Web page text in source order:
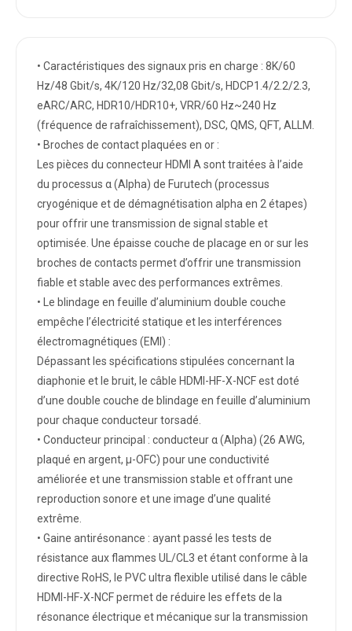
• Caractéristiques des signaux pris en charge : 8K/60
Hz/48 Gbit/s, 4K/120 Hz/32,08 Gbit/s, HDCP1.4/2.2/2.3,
eARC/ARC, HDR10/HDR10+, VRR/60 Hz~240 Hz
(fréquence de rafraîchissement), DSC, QMS, QFT, ALLM.
• Broches de contact plaquées en or :
Les pièces du connecteur HDMI A sont traitées à l’aide
du processus α (Alpha) de Furutech (processus
cryogénique et de démagnétisation alpha en 2 étapes)
pour offrir une transmission de signal stable et
optimisée. Une épaisse couche de placage en or sur les
broches de contacts permet d’offrir une transmission
fiable et stable avec des performances extrêmes.
• Le blindage en feuille d’aluminium double couche
empêche l’électricité statique et les interférences
électromagnétiques (EMI) :
Dépassant les spécifications stipulées concernant la
diaphonie et le bruit, le câble HDMI-HF-X-NCF est doté
d’une double couche de blindage en feuille d’aluminium
pour chaque conducteur torsadé.
• Conducteur principal : conducteur α (Alpha) (26 AWG,
plaqué en argent, μ-OFC) pour une conductivité
améliorée et une transmission stable et offrant une
reproduction sonore et une image d’une qualité
extrême.
• Gaine antirésonance : ayant passé les tests de
résistance aux flammes UL/CL3 et étant conforme à la
directive RoHS, le PVC ultra flexible utilisé dans le câble
HDMI-HF-X-NCF permet de réduire les effets de la
résonance électrique et mécanique sur la transmission